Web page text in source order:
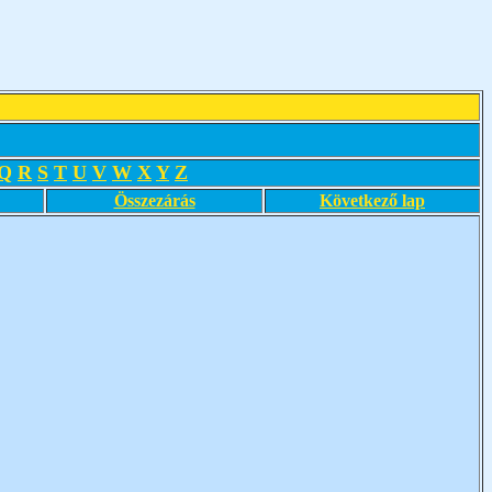
R S T U V W X Y Z
Összezárás Következő lap